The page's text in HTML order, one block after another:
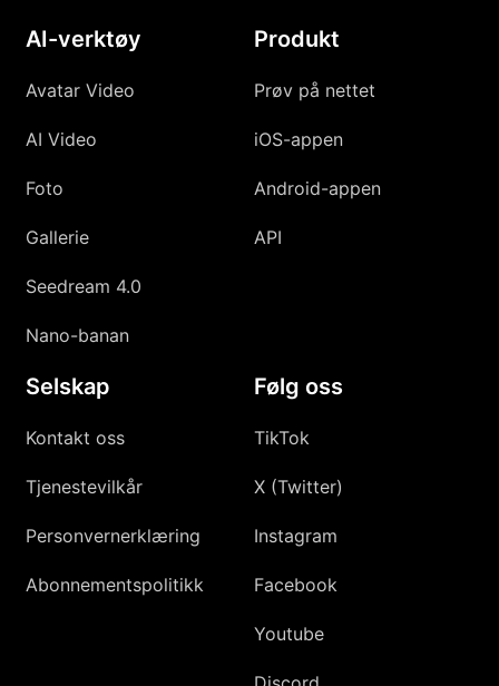
AI-verktøy
Avatar Video
AI Video
Foto
Gallerie
Seedream 4.0
Nano-banan
Produkt
Prøv på nettet
iOS-appen
Android-appen
API
Selskap
Kontakt oss
Tjenestevilkår
Personvernerklæring
Abonnementspolitikk
Følg oss
TikTok
X (Twitter)
Instagram
Facebook
Youtube